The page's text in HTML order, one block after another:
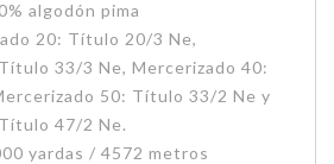
algodón pima
20: Título 20/3 Ne,
33/3 Ne, Mercerizado 40:
50: Título 33/2 Ne y
47/2 Ne.
yardas / 4572 metros